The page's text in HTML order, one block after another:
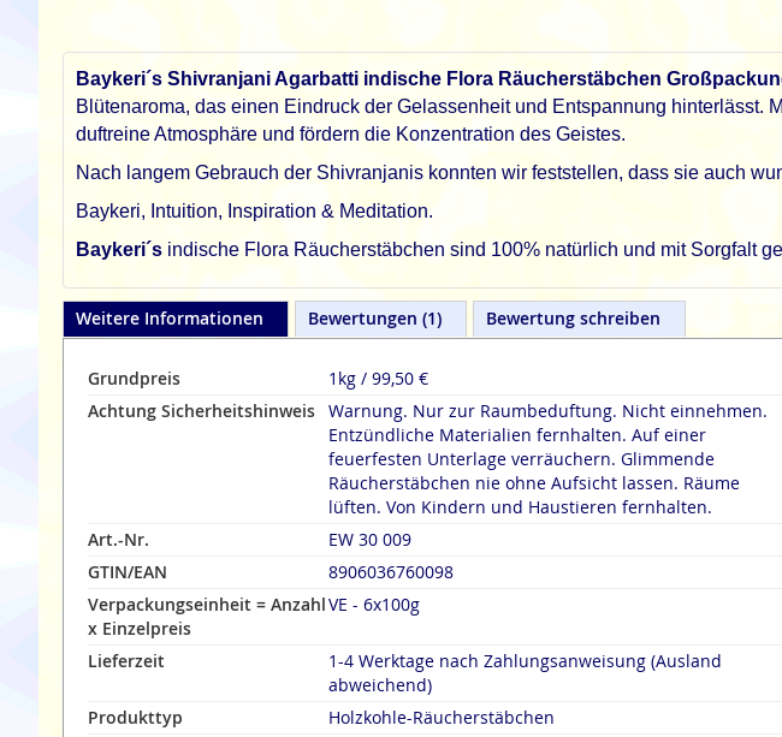
Baykeri´s Shivranjani Agarbatti indische Flora Räucherstäbchen
Blütenaroma, das einen Eindruck der Gelassenheit und Entspannung
duftreine Atmosphäre und fördern die Konzentration des Geistes.
Nach langem Gebrauch der Shivranjanis konnten wir feststellen, dass sie auch
Baykeri, Intuition, Inspiration & Meditation.
Baykeri´s indische Flora Räucherstäbchen sind 100% natürlich und mit Sorgfalt
Weitere Informationen
Grundpreis
1kg / 99,50 €
Achtung Sicherheitshinweis Warnung. Nur zur Raumbeduftung. Nicht einnehmen.
Entzündliche Materialien fernhalten. Auf einer
feuerfesten Unterlage verräuchern. Glimmende
Räucherstäbchen nie ohne Aufsicht lassen. Räume
lüften. Von Kindern und Haustieren fernhalten.
Art.-Nr.
EW 30 009
GTIN/EAN
8906036760098
Verpackungseinheit = Anzahl
x Einzelpreis
VE - 6x100g
Lieferzeit
1-4 Werktage nach Zahlungsanweisung (Ausland
abweichend)
Produkttyp
Holzkohle-Räucherstäbchen
Bewertungen 1 Bewertung schreiben